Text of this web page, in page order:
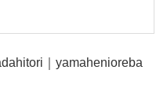
｜yamahenioreba